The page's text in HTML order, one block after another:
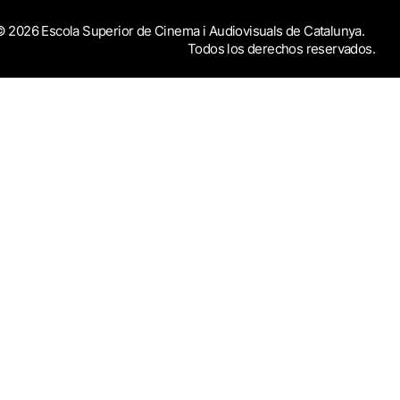
2026 Escola Superior de Cinema i Audiovisuals de Catalunya.
Todos los derechos reservados.